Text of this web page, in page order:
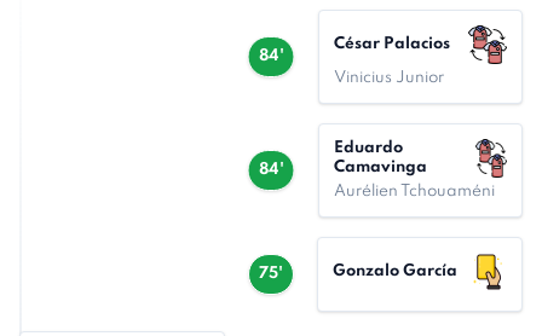
84'
César Palacios
Vinicius Junior
84'
Eduardo
Camavinga
Aurélien Tchouaméni
75' Gonzalo García